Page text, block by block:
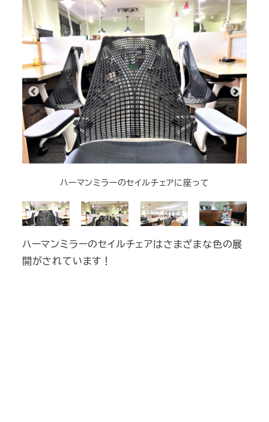
ハーマンミラーのセイルチェアに座って
ハーマンミラーのセイルチェアはさまざまな色の展
開がされています！